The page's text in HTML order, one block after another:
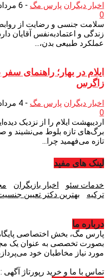
اخبار دیگران پارس مگ - 6 مرداد 1405
0
سلامت جنسی و رضایت از
زندگی و اعتمادبه‌نفس آقایان
عملکرد طبیعی بدن،...
ایلام در بهار؛ راهنمای
زاگرس
اخبار دیگران پارس مگ - 4 مرداد 1405
0
اردیبهشت ایلام را از نزدیک
برگ‌های تازه بلوط می‌نشیند و
تازه می‌فهمید چرا...
لینک های مفید
خدمات سئو اخبار بازیگران
ترکیه
بهترین دکتر تعیین
درباره ما
پارس مگ، بخش اختصاصی
بصورت تخصصی به عنوان یک
مورد نیاز مخاطبان خود
تماس با ما و خرید رپورتاژ آگهی :